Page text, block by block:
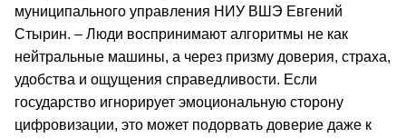
муниципального управления НИУ ВШЭ Евгений
Стырин. – Люди воспринимают алгоритмы не как
нейтральные машины, а через призму доверия, страха,
удобства и ощущения справедливости. Если
государство игнорирует эмоциональную сторону
цифровизации, это может подорвать доверие даже к